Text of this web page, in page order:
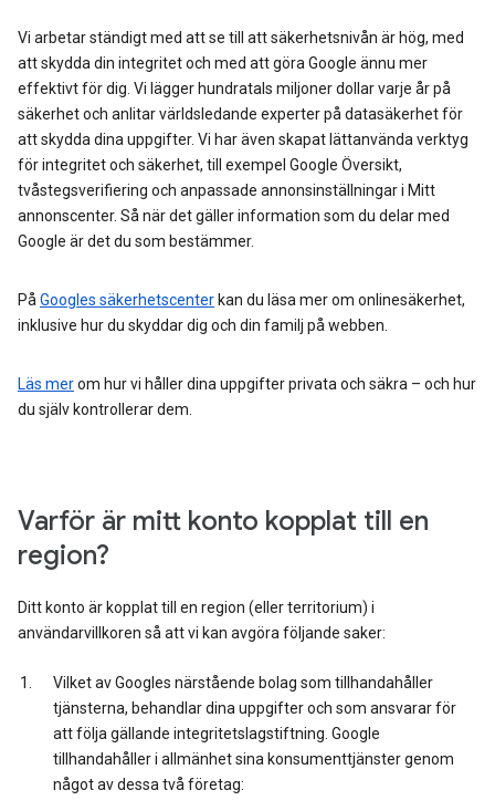
Vi arbetar ständigt med att se till att säkerhetsnivån är hög, med
att skydda din integritet och med att göra Google ännu mer
effektivt för dig. Vi lägger hundratals miljoner dollar varje år på
säkerhet och anlitar världsledande experter på datasäkerhet för
att skydda dina uppgifter. Vi har även skapat lättanvända verktyg
för integritet och säkerhet, till exempel Google Översikt,
tvåstegsverifiering och anpassade annonsinställningar i Mitt
annonscenter. Så när det gäller information som du delar med
Google är det du som bestämmer.
På Googles säkerhetscenter kan du läsa mer om onlinesäkerhet,
inklusive hur du skyddar dig och din familj på webben.
Läs merom hur vi håller dina uppgifter privata och säkra – och hur
du själv kontrollerar dem.
Varför är mitt konto kopplat till en
region?
Ditt konto är kopplat till en region (eller territorium) i
användarvillkoren så att vi kan avgöra följande saker:
Vilket av Googles närstående bolag som tillhandahåller
tjänsterna, behandlar dina uppgifter och som ansvarar för
att följa gällande integritetslagstiftning. Google
tillhandahåller i allmänhet sina konsumenttjänster genom
något av dessa två företag: